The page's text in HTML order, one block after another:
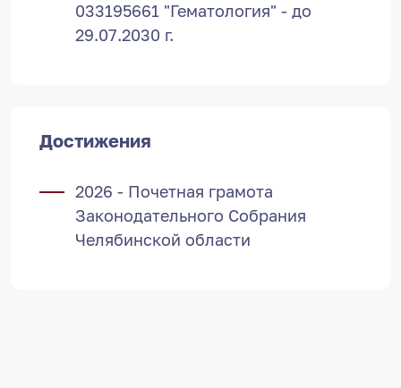
033195661 "Гематология" - до
29.07.2030 г.
Достижения
2026 - Почетная грамота
Законодательного Собрания
Челябинской области